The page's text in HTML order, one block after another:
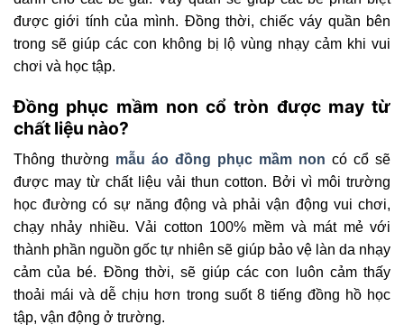
được giới tính của mình. Đồng thời, chiếc váy quần bên
trong sẽ giúp các con không bị lộ vùng nhạy cảm khi vui
chơi và học tập.
Đồng phục mầm non cổ tròn được may từ
chất liệu nào?
Thông thường mẫu áo đồng phục mầm non có cổ sẽ
được may từ chất liệu vải thun cotton. Bởi vì môi trường
học đường có sự năng động và phải vận động vui chơi,
chạy nhảy nhiều. Vải cotton 100% mềm và mát mẻ với
thành phần nguồn gốc tự nhiên sẽ giúp bảo vệ làn da nhạy
cảm của bé. Đồng thời, sẽ giúp các con luôn cảm thấy
thoải mái và dễ chịu hơn trong suốt 8 tiếng đồng hồ học
tập, vận động ở trường.